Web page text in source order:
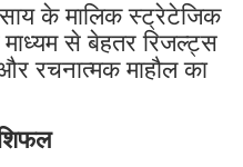
के मालिक स्ट्रेटेजिक
माध्यम से बेहतर रिजल्ट्स
रचनात्मक माहौल का